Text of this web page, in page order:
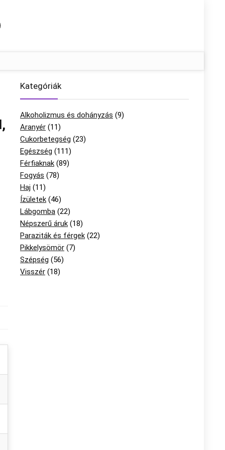
Kategóriák
Alkoholizmus és dohányzás (9)
Aranyér (11)
Cukorbetegség (23)
Egészség (111)
Férfiaknak (89)
Fogyás (78)
Haj (11)
Ízületek (46)
Lábgomba (22)
Népszerű áruk (18)
Paraziták és férgek (22)
Pikkelysömör (7)
Szépség (56)
Visszér (18)